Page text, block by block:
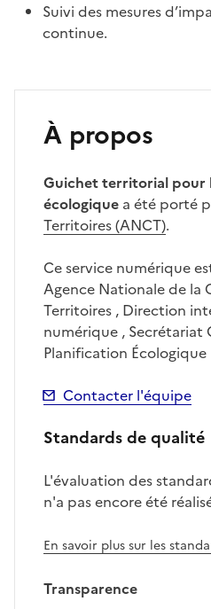
Suivi des mesures
continue.
À propos
Guichet territorial pour
écologique a été porté
Territoires (ANCT).
Ce service numérique
Agence Nationale de la
Territoires , Direction
numérique , Secrétariat
Planification Écologique
Contacter l'équipe
Standards de qualité
L'évaluation des
n'a pas encore été
En savoir plus sur les
Transparence